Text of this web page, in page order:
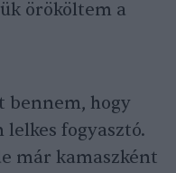
örököltem a
hogy
fogyasztó.
már kamaszként